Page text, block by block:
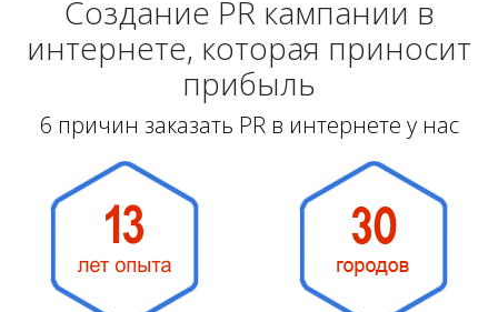
Создание PR кампании в
интернете, которая приносит
прибыль
6 причин заказать PR в интернете у нас